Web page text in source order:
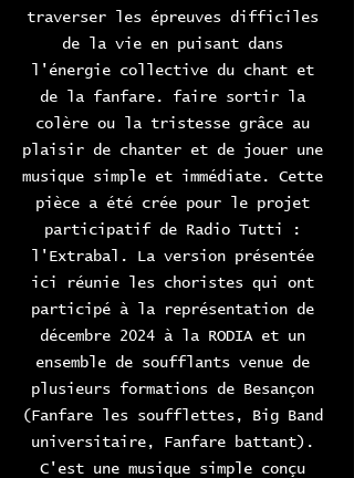
traverser les épreuves difficiles
de la vie en puisant dans
l'énergie collective du chant et
de la fanfare. faire sortir la
colère ou la tristesse grâce au
plaisir de chanter et de jouer une
musique simple et immédiate. Cette
pièce a été crée pour le projet
participatif de Radio Tutti :
l'Extrabal. La version présentée
ici réunie les choristes qui ont
participé à la représentation de
décembre 2024 à la RODIA et un
ensemble de soufflants venue de
plusieurs formations de Besançon
(Fanfare les soufflettes, Big Band
universitaire, Fanfare battant).
C'est une musique simple conçu